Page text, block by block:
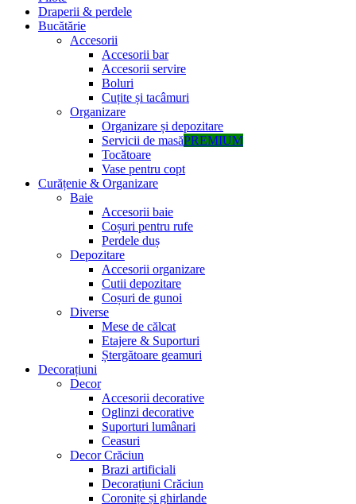
Draperii & perdele
Bucătărie
Accesorii
Accesorii bar
Accesorii servire
Boluri
Cuțite și tacâmuri
Organizare
Organizare și depozitare
Servicii de masăPREMIUM
Tocătoare
Vase pentru copt
Curățenie & Organizare
Baie
Accesorii baie
Coșuri pentru rufe
Perdele duș
Depozitare
Accesorii organizare
Cutii depozitare
Coșuri de gunoi
Diverse
Mese de călcat
Etajere & Suporturi
Ștergătoare geamuri
Decorațiuni
Decor
Accesorii decorative
Oglinzi decorative
Suporturi lumânari
Ceasuri
Decor Crăciun
Brazi artificiali
Decorațiuni Crăciun
Coronițe și ghirlande